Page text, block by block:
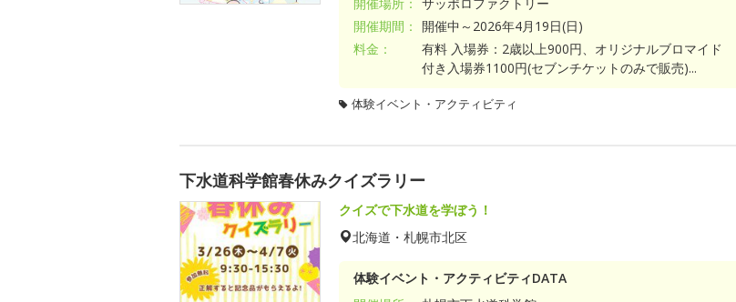
開催期間：
開催中～2026年4月19日(日)
料金：
有料 入場券：2歳以上900円、オリジナルブロマイド
付き入場券1100円(セブンチケットのみで販売)...
体験イベント・アクティビティ
下水道科学館春休みクイズラリー
クイズで下水道を学ぼう！
北海道・札幌市北区
体験イベント・アクティビティDATA